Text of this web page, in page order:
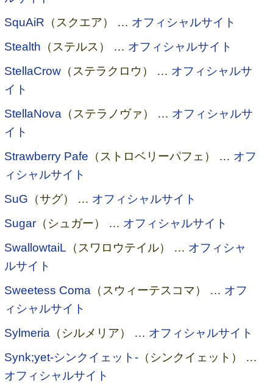
SquAiR （スクエア） … オフィシャルサイト
Stealth （ステルス） … オフィシャルサイト
StellaCrow （ステラクロウ） … オフィシャルサ
イト
StellaNova （ステラノヴァ） … オフィシャルサ
イト
Strawberry Pafe （ストロベリーパフェ） … オフ
ィシャルサイト
SuG （サグ） … オフィシャルサイト
Sugar （シュガー） … オフィシャルサイト
SwallowtaiL （スワロウテイル） … オフィシャ
ルサイト
Sweetess Coma （スウィーテスコマ） … オフ
ィシャルサイト
Sylmeria （シルメリア） … オフィシャルサイト
Synk;yet-シンクイェット- （シンクイェット） …
オフィシャルサイト